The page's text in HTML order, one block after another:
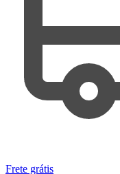
Frete grátis